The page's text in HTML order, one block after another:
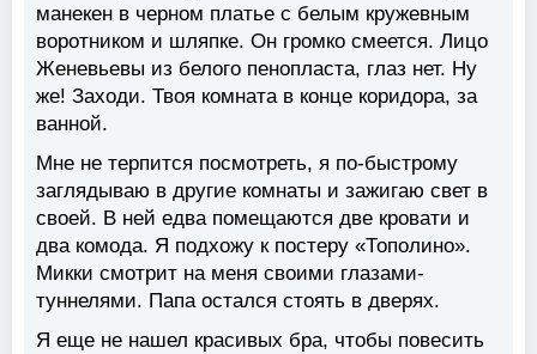
манекен в черном платье с белым кружевным
воротником и шляпке. Он громко смеется. Лицо
Женевьевы из белого пенопласта, глаз нет. Ну
же! Заходи. Твоя комната в конце коридора, за
ванной.
Мне не терпится посмотреть, я по-быстрому
заглядываю в другие комнаты и зажигаю свет в
своей. В ней едва помещаются две кровати и
два комода. Я подхожу к постеру «Тополино».
Микки смотрит на меня своими глазами-
туннелями. Папа остался стоять в дверях.
Я еще не нашел красивых бра, чтобы повесить